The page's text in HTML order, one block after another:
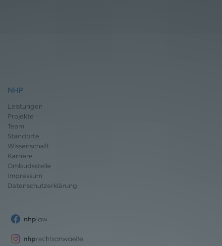
NHP
Leistungen
Projekte
Team
Standorte
Wissenschaft
Karriere
Ombudsstelle
Impressum
Datenschutzerklärung